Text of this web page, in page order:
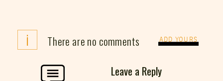
i There are no comments ADD YOURS
Leave a Reply